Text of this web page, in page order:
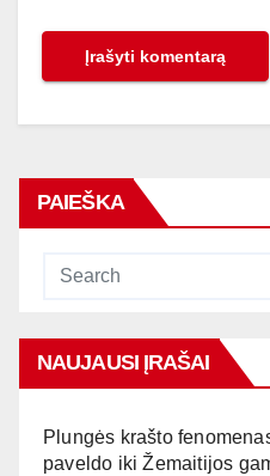
PAIEŠKA
NAUJAUSI ĮRAŠAI
Plungės krašto
paveldo iki Žemaitijos